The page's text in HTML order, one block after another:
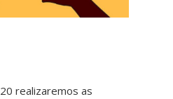
realizaremos as